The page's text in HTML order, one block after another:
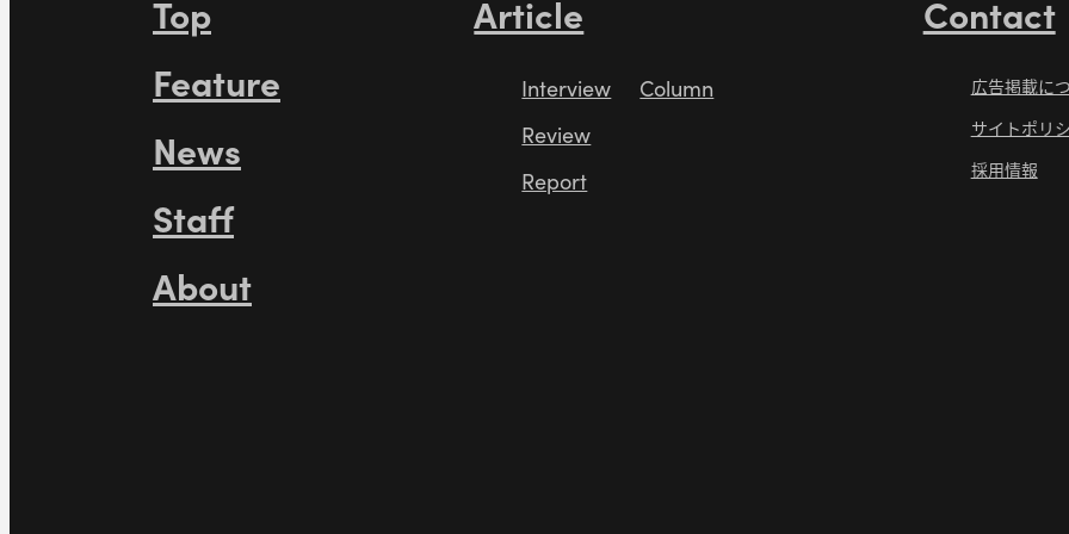
Top
Feature
News
Staff
About
Article
Interview
Review
Report
Column
Contact
広告掲載に
サイトポリ
採用情報